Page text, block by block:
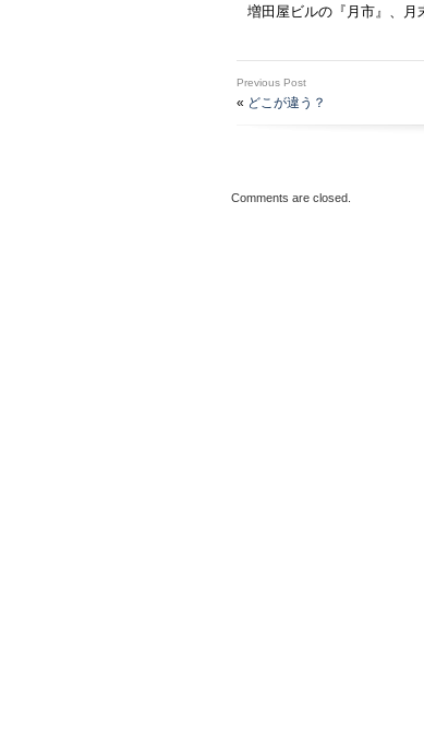
増田屋ビルの『月市』、月
Previous Post
« どこが違う？
Comments are closed.